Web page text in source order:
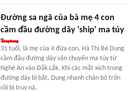
Đường sa ngã của bà mẹ 4 con
cầm đầu đường dây 'ship' ma túy
31 tuổi, là mẹ của 4 đứa con, Hà Thị Bé Dung
cầm đầu đường dây vận chuyển ma túy từ
Nghệ An vào Đắk Lắk. Khi các mắt xích trong
đường dây bị bắt, Dung nhanh chân bỏ trốn
rồi bị truy nã.